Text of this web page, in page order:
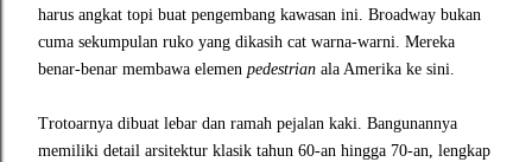
harus angkat topi buat pengembang kawasan ini. Broadway bukan
cuma sekumpulan ruko yang dikasih cat warna-warni. Mereka
benar-benar membawa elemen pedestrian ala Amerika ke sini.
Trotoarnya dibuat lebar dan ramah pejalan kaki. Bangunannya
memiliki detail arsitektur klasik tahun 60-an hingga 70-an, lengkap